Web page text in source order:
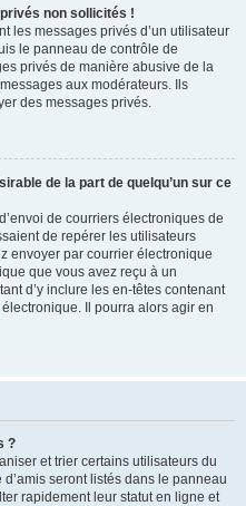
non sollicités !
les messages privés d’un utilisateur
le panneau de contrôle de
privés de manière abusive de la
aux modérateurs. Ils
des messages privés.
de la part de quelqu’un sur ce
de courriers électroniques de
de repérer les utilisateurs
envoyer par courrier électronique
que vous avez reçu à un
d’y inclure les en-têtes contenant
Il pourra alors agir en
?
et trier certains utilisateurs du
seront listés dans le panneau
rapidement leur statut en ligne et